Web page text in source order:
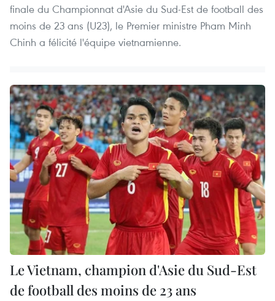
finale du Championnat d'Asie du Sud-Est de football des
moins de 23 ans (U23), le Premier ministre Pham Minh
Chinh a félicité l'équipe vietnamienne.
Le Vietnam, champion d'Asie du Sud-Est
de football des moins de 23 ans